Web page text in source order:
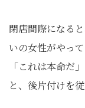
閉店間際になる
いの女性がやっ
「これは本命だ
と、後片付けを